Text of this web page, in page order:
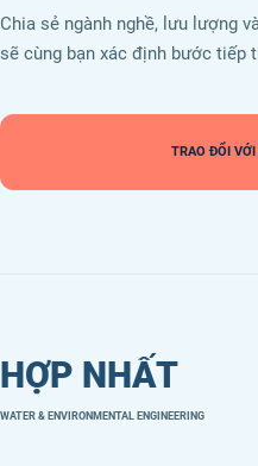
Chia sẻ ngành nghề, lưu lượng
sẽ cùng bạn xác định bước tiếp
TRAO ĐỔI
HỢP NHẤT
WATER & ENVIRONMENTAL ENGINEERING